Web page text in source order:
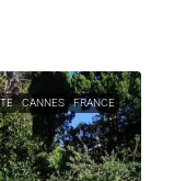
CANNES FRANCE